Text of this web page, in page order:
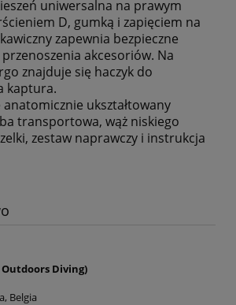
uniwersalna na prawym
D, gumką i zapięciem na
zapewnia bezpieczne
akcesoriów. Na
znajduje się haczyk do
kaptura.
anatomicznie ukształtowany
transportowa, wąż niskiego
zestaw naprawczy i instrukcja
Diving)
Belgia